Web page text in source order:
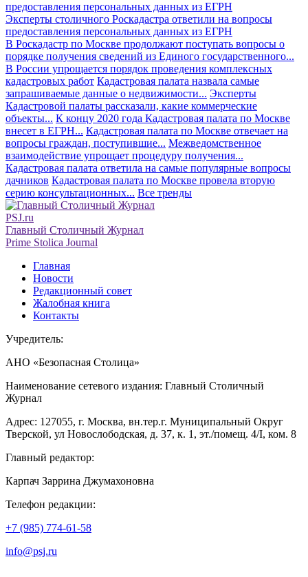
Эксперты столичного Роскадастра ответили на вопросы
предоставления персональных данных из ЕГРН
В Роскадастр по Москве продолжают поступать вопросы о
порядке получения сведений из Единого государственного...
В России упрощается порядок проведения комплексных
кадастровых работ Кадастровая палата назвала самые
запрашиваемые данные о недвижимости... Эксперты
Кадастровой палаты рассказали, какие коммерческие
объекты... К концу 2020 года Кадастровая палата по Москве
внесет в ЕГРН... Кадастровая палата по Москве отвечает на
вопросы граждан, поступившие... Межведомственное
взаимодействие упрощает процедуру получения...
Кадастровая палата ответила на самые популярные вопросы
дачников Кадастровая палата по Москве провела вторую
серию консультационных... Все тренды
PSJ.ru
Главный Столичный Журнал
Prime Stolica Journal
Главная
Новости
Редакционный совет
Жалобная книга
Контакты
Учредитель:
АНО «Безопасная Столица»
Наименование сетевого издания: Главный Столичный
Журнал
Адрес: 127055, г. Москва, вн.тер.г. Муниципальный Округ
Тверской, ул Новослободская, д. 37, к. 1, эт./помещ. 4/I, ком. 8
Главный редактор:
Карпач Заррина Джумахоновна
Телефон редакции:
+7 (985) 774-61-58
info@psj.ru